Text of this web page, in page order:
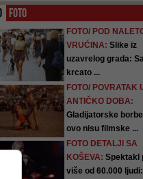
FOTO
FOTO/ POD
VRUĆINA: Slike iz
uzavrelog grada:
krcato ...
FOTO/ POVRATAK
ANTIČKO DOBA:
Gladijatorske
ovo nisu filmske ...
FOTO DETALJI SA
KOŠEVA: Spektakl
više od 60.000